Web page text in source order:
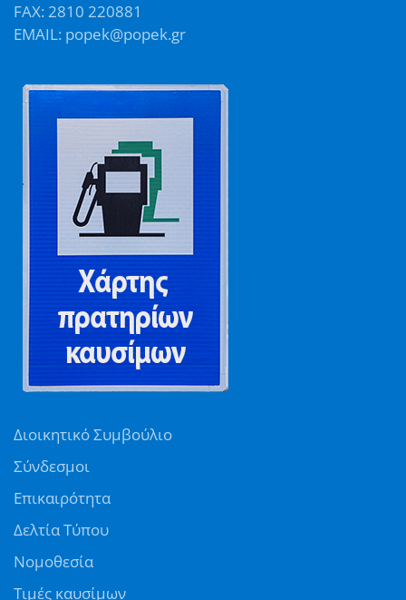
FAX: 2810 220881
EMAIL: popek@popek.gr
Διοικητικό Συμβούλιο
Σύνδεσμοι
Επικαιρότητα
Δελτία Τύπου
Νομοθεσία
Τιμές καυσίμων